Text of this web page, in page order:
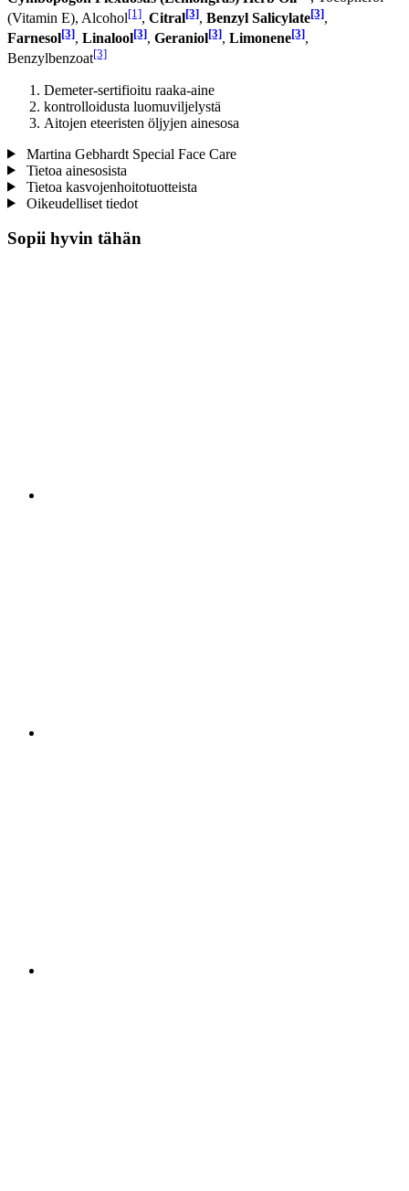
(Vitamin E), Alcohol[1], Citral[3], Benzyl Salicylate[3],
Farnesol[3], Linalool[3], Geraniol[3], Limonene[3],
Benzylbenzoat[3]
Demeter-sertifioitu raaka-aine
kontrolloidusta luomuviljelystä
Aitojen eteeristen öljyjen ainesosa
Martina Gebhardt Special Face Care
Tietoa ainesosista
Tietoa kasvojenhoitotuotteista
Oikeudelliset tiedot
Sopii hyvin tähän